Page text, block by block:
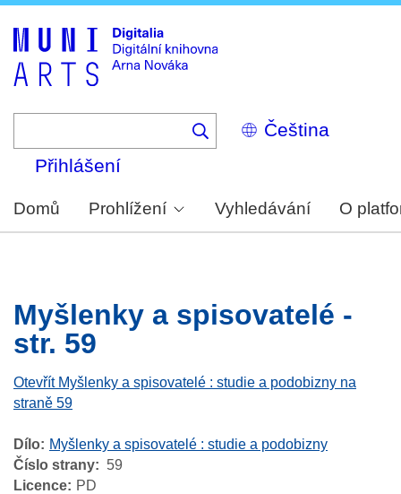
Select
your
Přihlášení
Domů Prohlížení Vyhledávání O
Myšlenky a spisovatelé -
str. 59
Otevřít Myšlenky a spisovatelé : studie a podobizny na
straně 59
Dílo
Myšlenky a spisovatelé : studie a podobizny
Číslo strany
59
Licence
PD